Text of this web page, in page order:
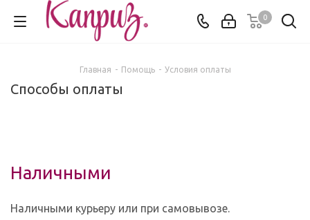
0
Главная - Помощь - Условия оплаты
Способы оплаты
Наличными
Наличными курьеру или при самовывозе.